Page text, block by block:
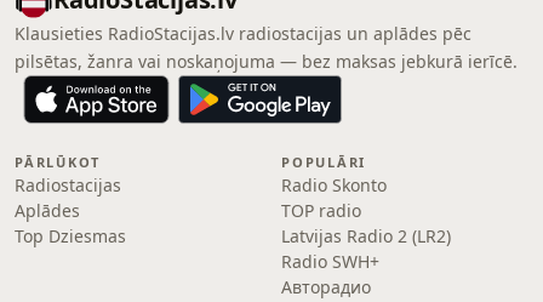
Klausieties RadioStacijas.lv radiostacijas un aplādes pēc
pilsētas, žanra vai noskaņojuma — bez maksas jebkurā ierīcē.
PĀRLŪKOT
Radiostacijas
Aplādes
Top Dziesmas
POPULĀRI
Radio Skonto
TOP radio
Latvijas Radio 2 (LR2)
Radio SWH+
Авторадио